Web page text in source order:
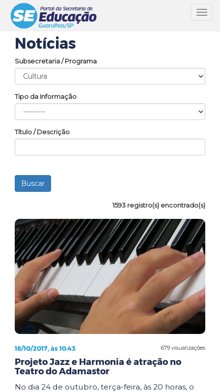
Notícias
Subsecretaria / Programa
Tipo da Informação
Título / Descrição
1593 registro(s) encontrado(s)
679 visualizações
18/10/2017, às 10:43
Projeto Jazz e Harmonia é atração no
Teatro do Adamastor
No dia 24 de outubro, terça-feira, às 20 horas, o